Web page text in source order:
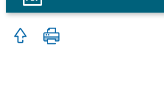
Zum
Seitenanfang
springen